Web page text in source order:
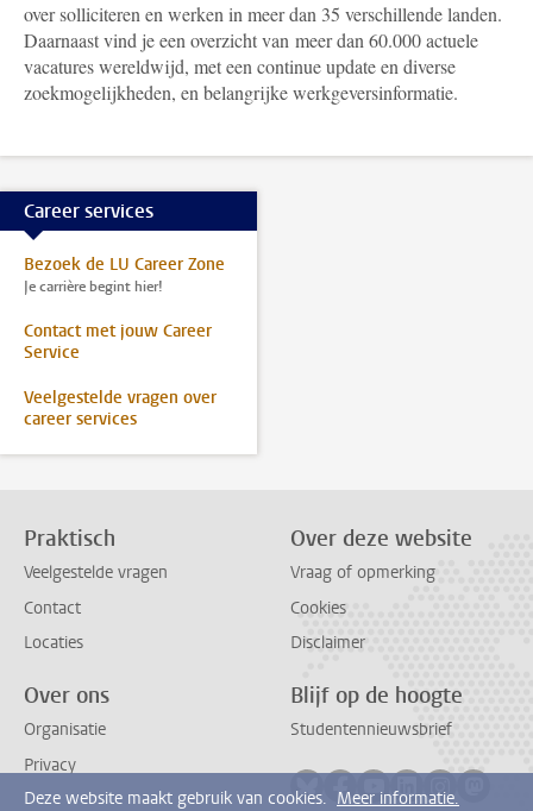
over solliciteren en werken in meer dan 35 verschillende landen.
Daarnaast vind je een overzicht van meer dan 60.000 actuele
vacatures wereldwijd, met een continue update en diverse
zoekmogelijkheden, en belangrijke werkgeversinformatie.
Career services
Bezoek de LU Career Zone
Je carrière begint hier!
Contact met jouw Career
Service
Veelgestelde vragen over
career services
Praktisch
Veelgestelde vragen
Contact
Locaties
Over deze website
Vraag of opmerking
Cookies
Disclaimer
Over ons
Organisatie
Privacy
Blijf op de hoogte
Studentennieuwsbrief
Deze website maakt gebruik van cookies. Meer informatie.